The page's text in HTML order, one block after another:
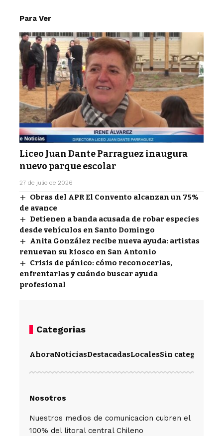
Para Ver
Liceo Juan Dante Parraguez inaugura
nuevo parque escolar
27 de julio de 2026
Obras del APR El Convento alcanzan un 75%
de avance
Detienen a banda acusada de robar especies
desde vehículos en Santo Domingo
Anita González recibe nueva ayuda: artistas
renuevan su kiosco en San Antonio
Crisis de pánico: cómo reconocerlas,
enfrentarlas y cuándo buscar ayuda
profesional
Categorias
AhoraNoticiasDestacadasLocalesSin categoría
Nosotros
Nuestros medios de comunicacion cubren el
100% del litoral central Chileno